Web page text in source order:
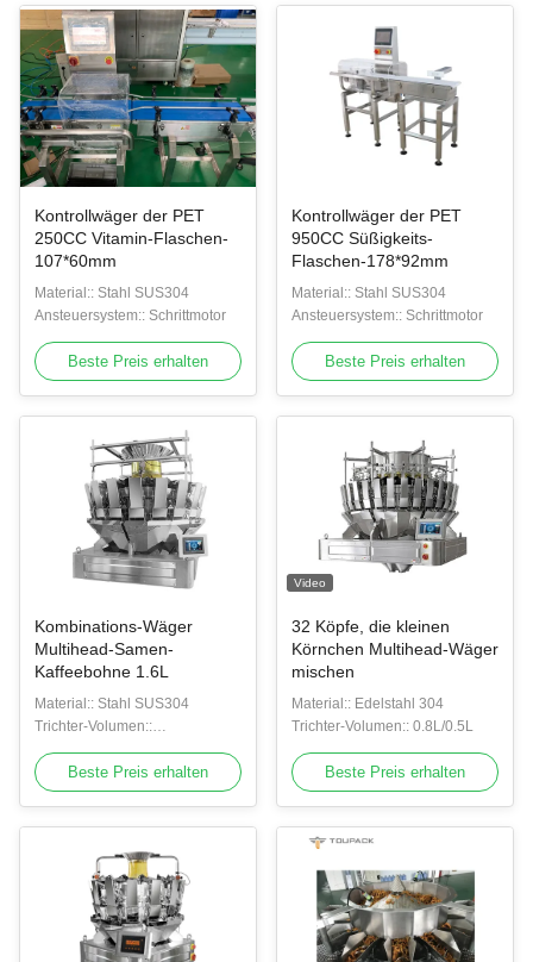
Kontrollwäger der PET
250CC Vitamin-Flaschen-
107*60mm
Material:: Stahl SUS304
Ansteuersystem:: Schrittmotor
Beste Preis erhalten
Kontrollwäger der PET
950CC Süßigkeits-
Flaschen-178*92mm
Material:: Stahl SUS304
Ansteuersystem:: Schrittmotor
Beste Preis erhalten
Kombinations-Wäger
Multihead-Samen-
Kaffeebohne 1.6L
Material:: Stahl SUS304
Trichter-Volumen::
0.8L/1.6L/2.5L
Beste Preis erhalten
Video
32 Köpfe, die kleinen
Körnchen Multihead-Wäger
mischen
Material:: Edelstahl 304
Trichter-Volumen:: 0.8L/0.5L
Beste Preis erhalten